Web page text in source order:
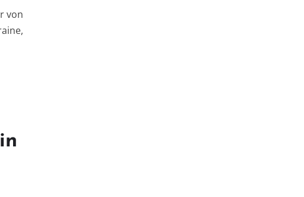
von